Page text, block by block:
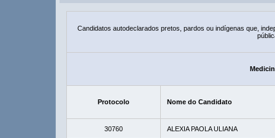
Candidatos autodeclarados pretos, pardos ou indígenas que,
Protocolo Nome do Candidato
30760 ALEXIA PAOLA ULIANA